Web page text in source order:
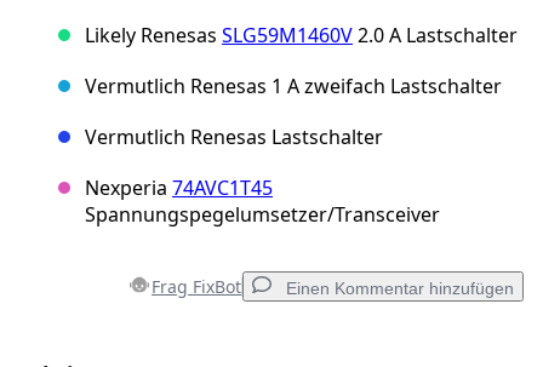
Likely Renesas SLG59M1460V2.0 A Lastschalter
Vermutlich Renesas 1 A zweifach Lastschalter
Vermutlich Renesas Lastschalter
Nexperia 74AVC1T45
Spannungspegelumsetzer/Transceiver
Frag FixBot Einen Kommentar hinzufügen